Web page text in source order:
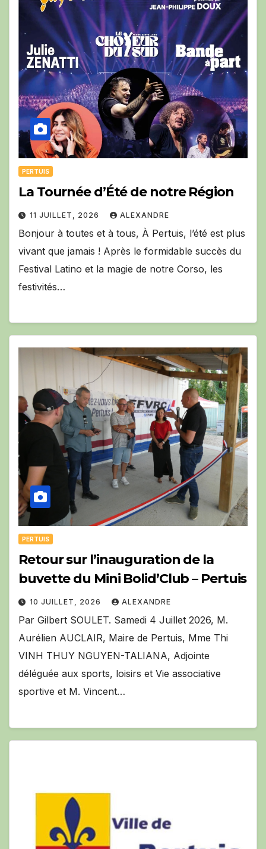
PERTUIS
La Tournée d’Été de notre Région
11 JUILLET, 2026 ALEXANDRE
Bonjour à toutes et à tous, À Pertuis, l’été est plus
vivant que jamais ! Après le formidable succès du
Festival Latino et la magie de notre Corso, les
festivités…
PERTUIS
Retour sur l’inauguration de la
buvette du Mini Bolid’Club – Pertuis
10 JUILLET, 2026 ALEXANDRE
Par Gilbert SOULET. Samedi 4 Juillet 2026, M.
Aurélien AUCLAIR, Maire de Pertuis, Mme Thi
VINH THUY NGUYEN-TALIANA, Adjointe
déléguée aux sports, loisirs et Vie associative
sportive et M. Vincent…